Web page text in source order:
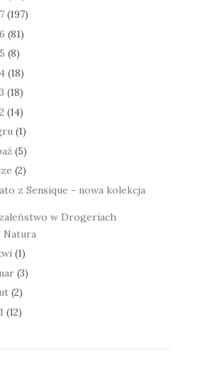
(197)
(81)
(8)
(18)
(18)
(14)
(1)
(5)
(2)
z Sensique - nowa kolekcja
w Drogeriach
Natura
(1)
(3)
(2)
(12)